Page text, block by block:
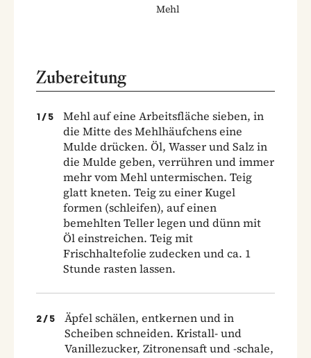
Mehl
Zubereitung
1 / 5
Mehl auf eine Arbeitsfläche sieben, in
die Mitte des Mehlhäufchens eine
Mulde drücken. Öl, Wasser und Salz in
die Mulde geben, verrühren und immer
mehr vom Mehl untermischen. Teig
glatt kneten. Teig zu einer Kugel
formen (schleifen), auf einen
bemehlten Teller legen und dünn mit
Öl einstreichen. Teig mit
Frischhaltefolie zudecken und ca. 1
Stunde rasten lassen.
2 / 5
Äpfel schälen, entkernen und in
Scheiben schneiden. Kristall- und
Vanillezucker, Zitronensaft und -schale,